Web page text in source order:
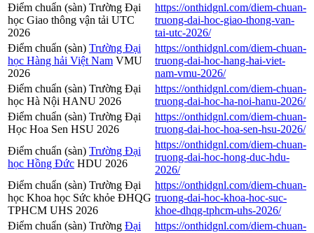
Điểm chuẩn (sàn) Trường Đại
học Giao thông vận tải UTC
2026
https://onthidgnl.com/diem-chuan-
truong-dai-hoc-giao-thong-van-
tai-utc-2026/
Điểm chuẩn (sàn) Trường Đại
học Hàng hải Việt Nam VMU
2026
https://onthidgnl.com/diem-chuan-
truong-dai-hoc-hang-hai-viet-
nam-vmu-2026/
Điểm chuẩn (sàn) Trường Đại
học Hà Nội HANU 2026
https://onthidgnl.com/diem-chuan-
truong-dai-hoc-ha-noi-hanu-2026/
Điểm chuẩn (sàn) Trường Đại
Học Hoa Sen HSU 2026
https://onthidgnl.com/diem-chuan-
truong-dai-hoc-hoa-sen-hsu-2026/
Điểm chuẩn (sàn) Trường Đại
học Hồng Đức HDU 2026
https://onthidgnl.com/diem-chuan-
truong-dai-hoc-hong-duc-hdu-
2026/
Điểm chuẩn (sàn) Trường Đại
học Khoa học Sức khỏe ĐHQG
TPHCM UHS 2026
https://onthidgnl.com/diem-chuan-
truong-dai-hoc-khoa-hoc-suc-
khoe-dhqg-tphcm-uhs-2026/
Điểm chuẩn (sàn) Trường Đại
https://onthidgnl.com/diem-chuan-